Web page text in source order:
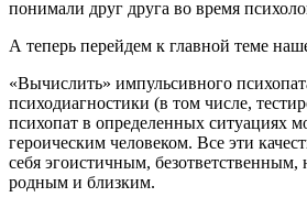
понимали друг друга во время
А теперь перейдем к главной теме
«Вычислить» импульсивного
психодиагностики (в том числе,
психопат в определенных ситуациях
героическим человеком. Все эти
себя эгоистичным,
родным и близким.